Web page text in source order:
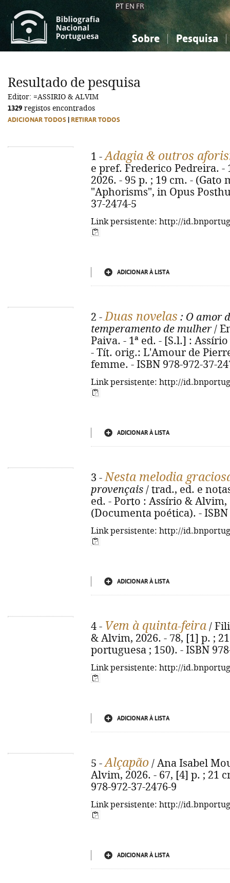
PT EN FR
Sobre Pesquisa
Ciências sociais...
Ciências sociais...
Resultado de pesquisa
Editor: =ASSIRIO & ALVIM
1329 registos encontrados
ADICIONAR TODOS RETIRAR TODOS
1 -Adagia & outros
e pref. Frederico Pedreira. -
2026. - 95 p. ; 19 cm. - (Gato
"Aphorisms", in Opus
37-2474-5
Link persistente: http://
ADICIONAR À LISTA
2 -Duas novelas : O amor
temperamento de mulher/
Paiva. - 1ª ed. - [S.l.] :
- Tít. orig.: L'Amour de
femme. - ISBN 978-972-37-
Link persistente: http://
ADICIONAR À LISTA
3 -Nesta melodia
provençais / trad., ed. e
ed. - Porto : Assírio & Alvim,
(Documenta poética). - ISBN
Link persistente: http://
ADICIONAR À LISTA
4 - Vem à quinta-feira /
& Alvim, 2026. - 78, [1] p. ;
portuguesa ; 150). - ISBN
Link persistente: http://
ADICIONAR À LISTA
5 -Alçapão / Ana Isabel
Alvim, 2026. - 67, [4] p. ; 21
978-972-37-2476-9
Link persistente: http://
ADICIONAR À LISTA